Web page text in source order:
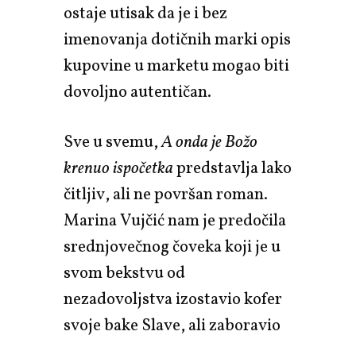
ostaje utisak da je i bez
imenovanja dotičnih marki opis
kupovine u marketu mogao biti
dovoljno autentičan.
Sve u svemu,A onda je Božo
krenuo ispočetkapredstavlja lako
čitljiv, ali ne površan roman.
Marina Vujčić nam je predočila
srednjovečnog čoveka koji je u
svom bekstvu od
nezadovoljstva izostavio kofer
svoje bake Slave, ali zaboravio